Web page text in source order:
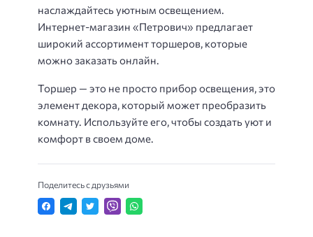
наслаждайтесь уютным освещением.
Интернет-магазин «Петрович» предлагает
широкий ассортимент торшеров, которые
можно заказать онлайн.
Торшер — это не просто прибор освещения, это
элемент декора, который может преобразить
комнату. Используйте его, чтобы создать уют и
комфорт в своем доме.
Поделитесь с друзьями